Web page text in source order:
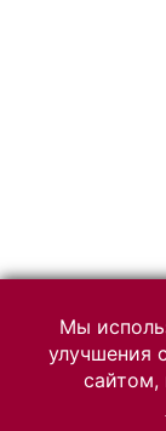
Мы
улучшения
сайтом,